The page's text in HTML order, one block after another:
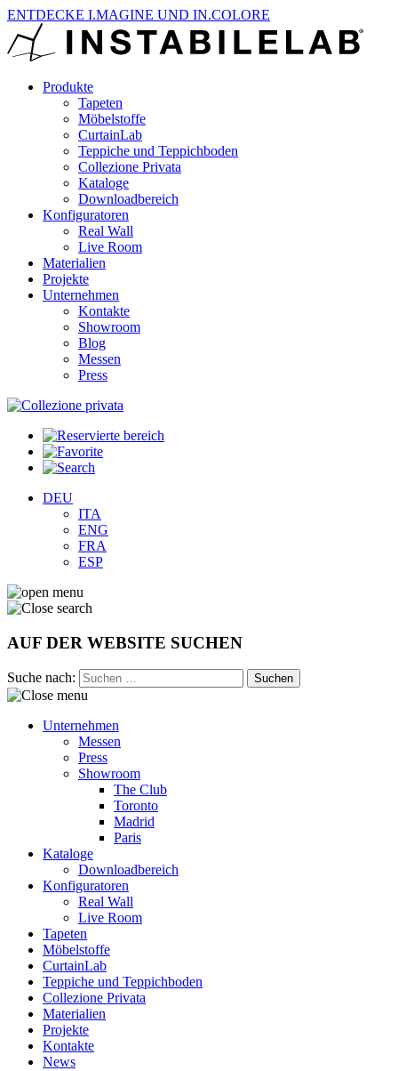
ENTDECKE I.MAGINE UND IN.COLORE
Produkte
Tapeten
Möbelstoffe
CurtainLab
Teppiche und Teppichboden
Collezione Privata
Kataloge
Downloadbereich
Konfiguratoren
Real Wall
Live Room
Materialien
Projekte
Unternehmen
Kontakte
Showroom
Blog
Messen
Press
DEU
ITA
ENG
FRA
ESP
AUF DER WEBSITE SUCHEN
Suche nach:
Unternehmen
Messen
Press
Showroom
The Club
Toronto
Madrid
Paris
Kataloge
Downloadbereich
Konfiguratoren
Real Wall
Live Room
Tapeten
Möbelstoffe
CurtainLab
Teppiche und Teppichboden
Collezione Privata
Materialien
Projekte
Kontakte
News